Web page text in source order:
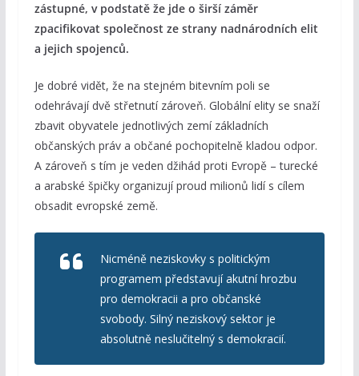
zástupné, v podstatě že jde o širší záměr
zpacifikovat společnost ze strany nadnárodních elit
a jejich spojenců.
Je dobré vidět, že na stejném bitevním poli se
odehrávají dvě střetnutí zároveň. Globální elity se snaží
zbavit obyvatele jednotlivých zemí základních
občanských práv a občané pochopitelně kladou odpor.
A zároveň s tím je veden džihád proti Evropě – turecké
a arabské špičky organizují proud milionů lidí s cílem
obsadit evropské země.
Nicméně neziskovky s politickým
programem představují akutní hrozbu
pro demokracii a pro občanské
svobody. Silný neziskový sektor je
absolutně neslučitelný s demokracií.